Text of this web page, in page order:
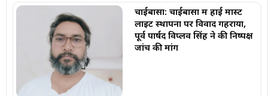
चाईबासा: चाईबासा में हाई मास्ट
लाइट स्थापना पर विवाद गहराया,
पूर्व पार्षद विप्लव सिंह ने की निष्पक्ष
जांच की मांग